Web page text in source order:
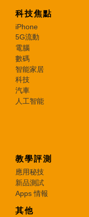
科技焦點
iPhone
5G流動
電腦
數碼
智能家居
科技
汽車
人工智能
教學評測
應用秘技
新品測試
Apps 情報
其他